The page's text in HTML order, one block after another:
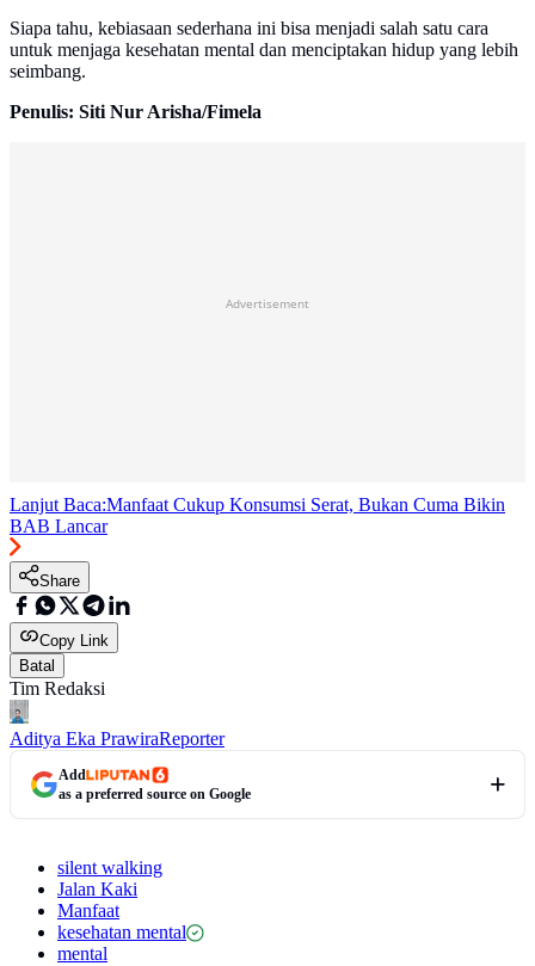
Siapa tahu, kebiasaan sederhana ini bisa menjadi salah satu cara
untuk menjaga kesehatan mental dan menciptakan hidup yang lebih
seimbang.
Penulis: Siti Nur Arisha/Fimela
Advertisement
Lanjut Baca:Manfaat Cukup Konsumsi Serat, Bukan Cuma Bikin
BAB Lancar
Share
Copy Link
Batal
Tim Redaksi
Aditya Eka PrawiraReporter
Add
as a preferred source on Google
silent walking
Jalan Kaki
Manfaat
kesehatan mental
mental